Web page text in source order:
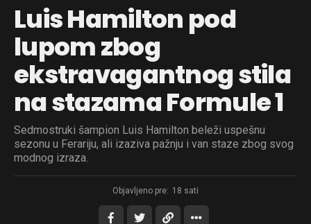
Luis Hamilton pod
lupom zbog
ekstravagantnog stila
na stazama Formule 1
Sedmostruki šampion Luis Hamilton beleži uspešnu
sezonu u Ferariju, ali izaziva pažnju i van staze zbog svog
modnog izraza.
Objavljeno pre: 18 sati